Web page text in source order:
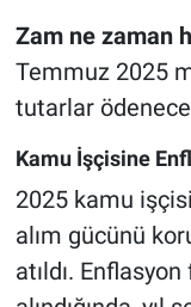
Zam ne zaman
Temmuz 2025
tutarlar
Kamu İşçisine
2025 kamu
alım gücünü
atıldı.